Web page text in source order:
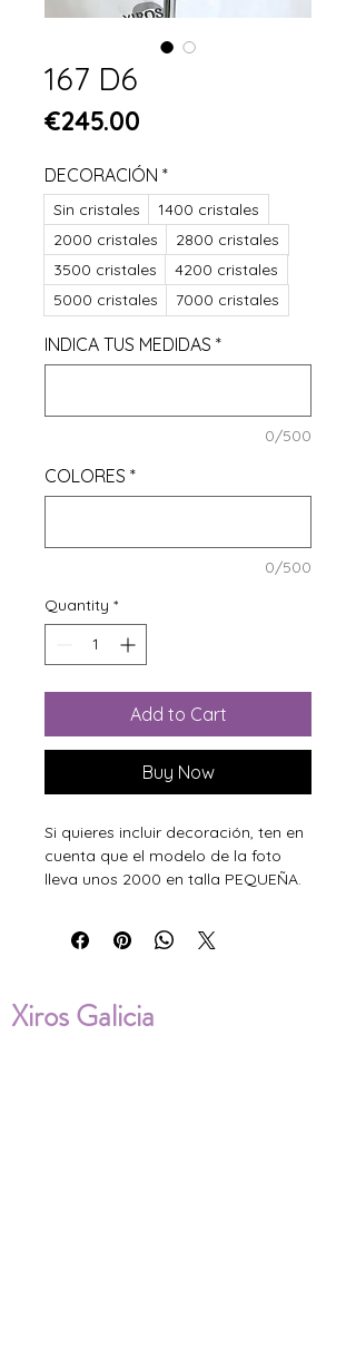
167 D6
€245.00
DECORACIÓN *
Sin cristales
1400 cristales
2000 cristales
2800 cristales
3500 cristales
4200 cristales
5000 cristales
7000 cristales
INDICA TUS MEDIDAS *
0/500
COLORES *
0/500
Quantity *
Add to Cart
Buy Now
Si quieres incluir decoración, ten en
cuenta que el modelo de la foto
lleva unos 2000 en talla PEQUEÑA.
Xiros Galicia